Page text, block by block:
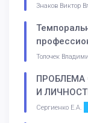
Знаков Виктор
Толочек
ПРОБЛЕМА
И
Сергиенко Е.А.